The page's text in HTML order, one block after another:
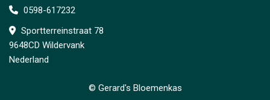
0598-617232
Sportterreinstraat 78
9648CD Wildervank
Nederland
© Gerard's Bloemenkas